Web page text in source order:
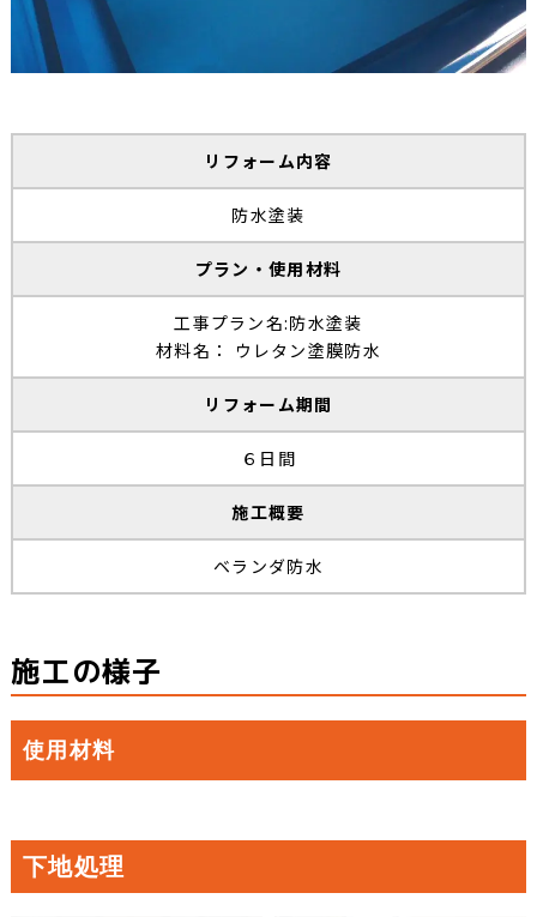
リフォーム内容
防水塗装
プラン・使用材料
工事プラン名:防水塗装
材料名： ウレタン塗膜防水
リフォーム期間
６日間
施工概要
ベランダ防水
施工の様子
使用材料
下地処理